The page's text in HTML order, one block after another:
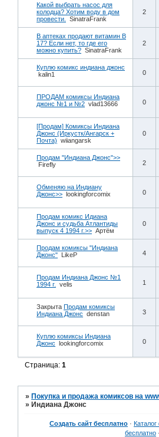
Какой выбрать насос для
колодца? Хотим воду в дом
провести.
SinatraFrank
2
В аптеках продают витамин В
17? Если нет, то где его
можно купить? SinatraFrank
2
Куплю комикс индиана джонс
kalin1
0
ПРОДАМ комиксы Индиана
джонс №1 и №2 vlad13666 0
[Продам] Комиксы Индиана
Джонс (Иркустк/Ангарск +
Почта) wiiangarsk
0
Продам "Индиана Джонс">>
Firefly
2
Обменяю на Индиану
Джонс>> lookingforcomix 0
Продам комикс Идиана
Джонс и судьба Атлантиды
выпуск 4 1994 г.>> Артём
0
Продам комиксы "Индиана
Джонс" LikeP 4
Продам Индиана Джонс №1
1994 г.
velis 1
Закрыта Продам комиксы
Индиана Джонс denstan 3
Куплю комиксы Индиана
Джонс lookingforcomix 0
Страница:1
» Покупка и продажа комиксов на
» Индиана Джонс
Создать сайт бесплатно ·
бесплатно ·